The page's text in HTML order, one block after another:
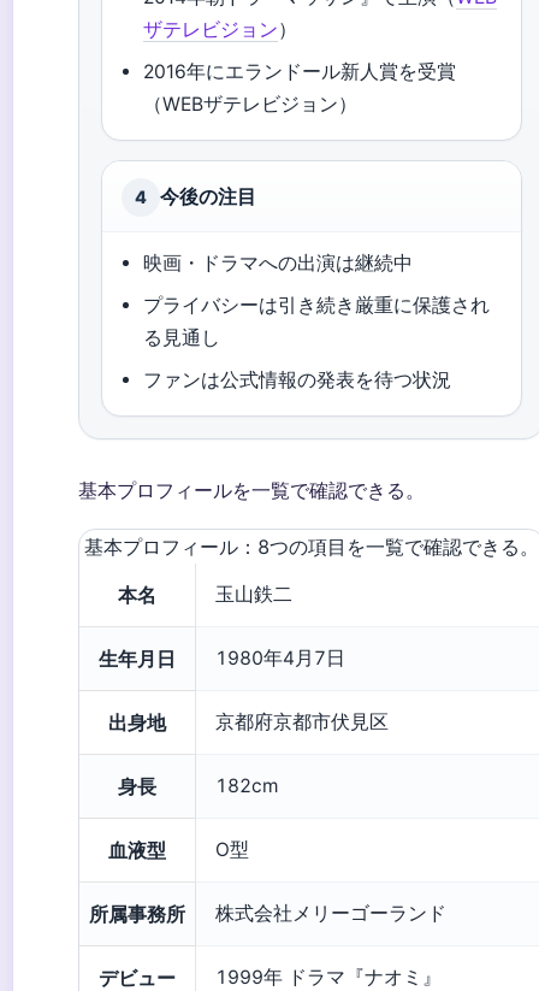
ザテレビジョン）
2016年にエランドール新人賞を受賞
（WEBザテレビジョン）
4 今後の注目
映画・ドラマへの出演は継続中
プライバシーは引き続き厳重に保護され
る見通し
ファンは公式情報の発表を待つ状況
基本プロフィールを一覧で確認できる。
基本プロフィール：8つの項目を一覧で確認できる。
本名
玉山鉄二
生年月日 1980年4月7日
出身地 京都府京都市伏見区
身長 182cm
血液型 O型
所属事務所 株式会社メリーゴーランド
デビュー 1999年 ドラマ『ナオミ』